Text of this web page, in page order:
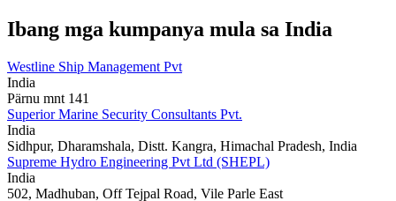
Ibang mga kumpanya mula sa India
Westline Ship Management Pvt
India
Pärnu mnt 141
Superior Marine Security Consultants Pvt.
India
Sidhpur, Dharamshala, Distt. Kangra, Himachal Pradesh, India
Supreme Hydro Engineering Pvt Ltd (SHEPL)
India
502, Madhuban, Off Tejpal Road, Vile Parle East